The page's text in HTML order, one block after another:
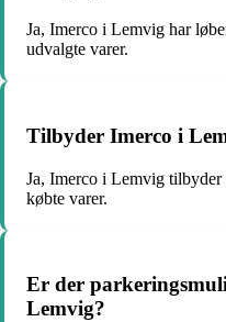
Ja, Imerco i Lemvig har
udvalgte varer.
Tilbyder Imerco i
Ja, Imerco i Lemvig
købte varer.
Er der
Lemvig?